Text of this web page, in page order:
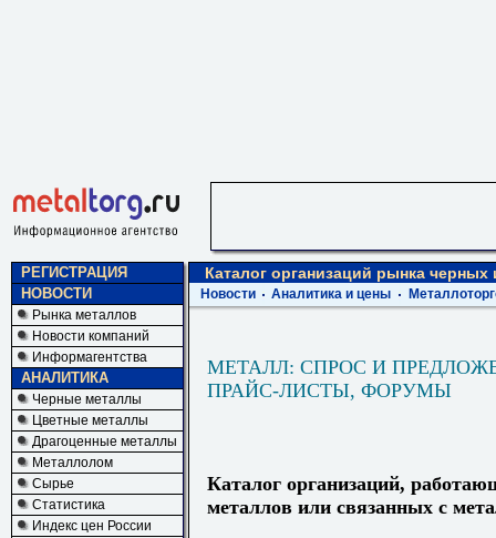
РЕГИСТРАЦИЯ
НОВОСТИ
Рынка металлов
Новости компаний
Информагентства
АНАЛИТИКА
Черные металлы
Цветные металлы
Драгоценные металлы
Металлолом
Сырье
Статистика
Индекс цен России
Каталог организаций рынка
Новости Аналитика и цены
МЕТАЛЛ: СПРОС И
ПРАЙС-ЛИСТЫ, ФОРУМЫ
Каталог организаций,
металлов или связанных с